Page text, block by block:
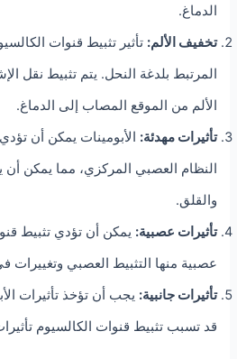
الدماغ.
تخفيف الألم: تأثير تثبيط قنوات
المرتبط بلدغة النحل. يتم تثبيط نقل
الألم من الموقع المصاب إلى الدماغ.
تأثيرات مهدئة: الأبومينات يمكن أن
النظام العصبي المركزي، مما يمكن أن
والقلق.
تأثيرات عصبية: يمكن أن تؤدي تثبيط
عصبية منها التثبيط العصبي وتغييرات
تأثيرات جانبية: يجب أن تؤخذ تأثيرات
قد تسبب تثبيط قنوات الكالسيوم